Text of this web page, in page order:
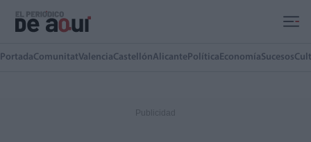
PortadaComunitatValenciaCastellónAlicante Política EconomíaSucesos